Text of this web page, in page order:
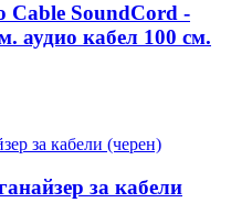
Cable SoundCord -
аудио кабел 100 см.
за кабели